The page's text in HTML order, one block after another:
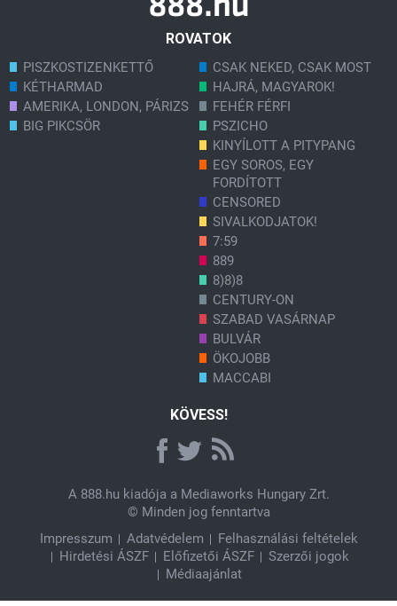
ROVATOK
PISZKOSTIZENKETTŐ
KÉTHARMAD
AMERIKA, LONDON, PÁRIZS
BIG PIKCSÖR
CSAK NEKED, CSAK MOST
HAJRÁ, MAGYAROK!
FEHÉR FÉRFI
PSZICHO
KINYÍLOTT A PITYPANG
EGY SOROS, EGY
FORDÍTOTT
CENSORED
SIVALKODJATOK!
7:59
889
8)8)8
CENTURY-ON
SZABAD VASÁRNAP
BULVÁR
ÖKOJOBB
MACCABI
KÖVESS!
A 888.hukiadója a Mediaworks Hungary Zrt.
© Minden jog fenntartva
Impresszum
Adatvédelem
Felhasználási feltételek
Hirdetési ÁSZF
Előfizetői ÁSZF
Szerzői jogok
Médiaajánlat